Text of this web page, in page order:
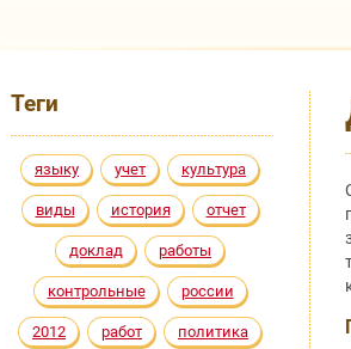
Теги
языку учет культура
виды история отчет
доклад работы
контрольные россии
2012 работ политика